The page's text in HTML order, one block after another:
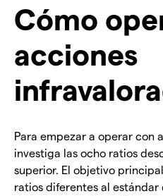
Cómo
acciones
Para empezar a operar con
investiga las ocho ratios
superior. El objetivo
ratios diferentes al